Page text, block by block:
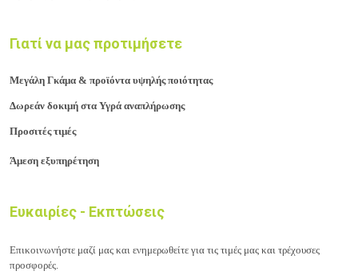
Γιατί να μας προτιμήσετε
Μεγάλη Γκάμα & προϊόντα υψηλής ποιότητας
Δωρεάν δοκιμή στα Υγρά αναπλήρωσης
Προσιτές τιμές
Άμεση εξυπηρέτηση
Ευκαιρίες - Εκπτώσεις
Επικοινωνήστε μαζί μας και ενημερωθείτε για τις τιμές μας και τρέχουσες
προσφορές.